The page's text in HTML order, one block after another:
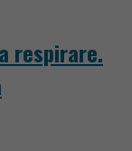
respirare.